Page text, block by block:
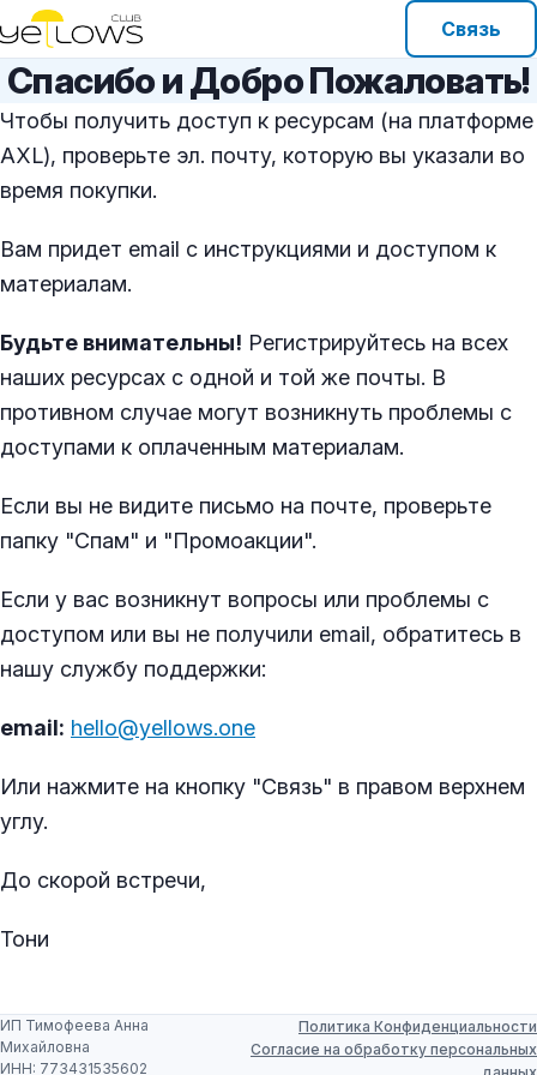
Связь
Спасибо и Добро Пожаловать!
Чтобы получить доступ к ресурсам (на платформе
AXL), проверьте эл. почту, которую вы указали во
время покупки.
Вам придет email с инструкциями и доступом к
материалам.
Будьте внимательны! Регистрируйтесь на всех
наших ресурсах с одной и той же почты. В
противном случае могут возникнуть проблемы с
доступами к оплаченным материалам.
Если вы не видите письмо на почте, проверьте
папку "Спам" и "Промоакции".
Если у вас возникнут вопросы или проблемы с
доступом или вы не получили email, обратитесь в
нашу службу поддержки:
email: hello@yellows.one
Или нажмите на кнопку "Связь" в правом верхнем
углу.
До скорой встречи,
Тони
Политика Конфиденциальности
Согласие на обработку персональных
ИП Тимофеева Анна
Михайловна
ИНН: 773431535602